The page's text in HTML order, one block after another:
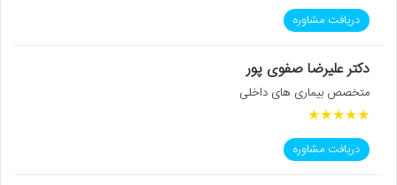
دریافت مشاوره
دکتر علیرضا صفوی پور
متخصص بیماری های داخلی
★
★
★
★
★
دریافت مشاوره